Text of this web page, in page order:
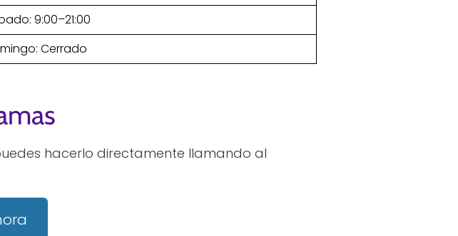
9:00–21:00
Cerrado
hacerlo directamente llamando al